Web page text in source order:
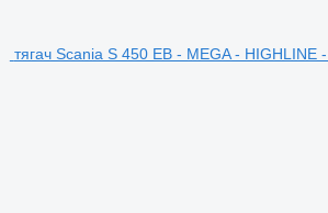
тягач Scania S 450 EB - MEGA - HIGHLINE